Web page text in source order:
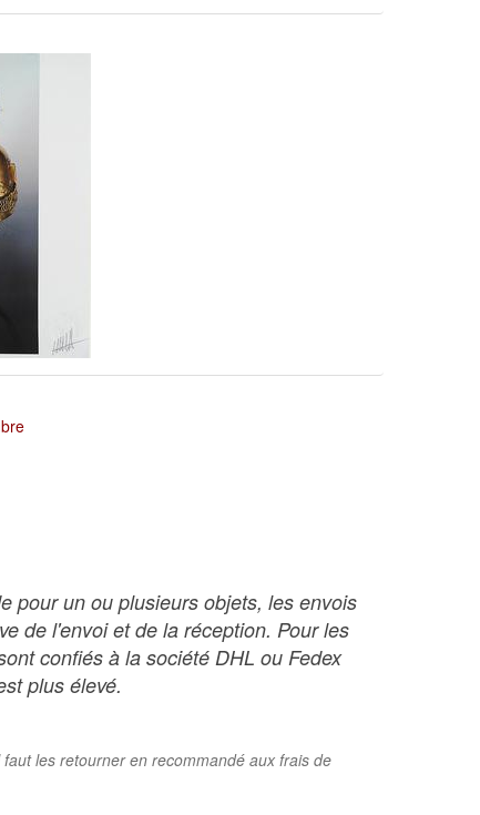
pour un ou plusieurs objets, les envois
de l'envoi et de la réception. Pour les
confiés à la société DHL ou Fedex
plus élevé.
les retourner en recommandé aux frais de